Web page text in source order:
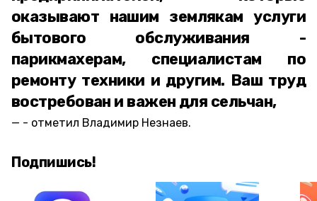
оказывают нашим землякам услуги
бытового обслуживания -
парикмахерам, специалистам по
ремонту техники и другим. Ваш труд
востребован и важен для сельчан,
- отметил Владимир Незнаев.
Подпишись!